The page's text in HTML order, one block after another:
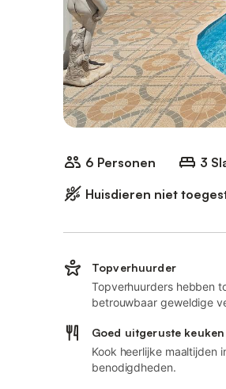
6 Personen 3
Huisdieren niet
Topverhuurder
Topverhuurders hebben
betrouwbaar geweldige
Goed uitgeruste keuken
Kook heerlijke maaltijden
benodigdheden.